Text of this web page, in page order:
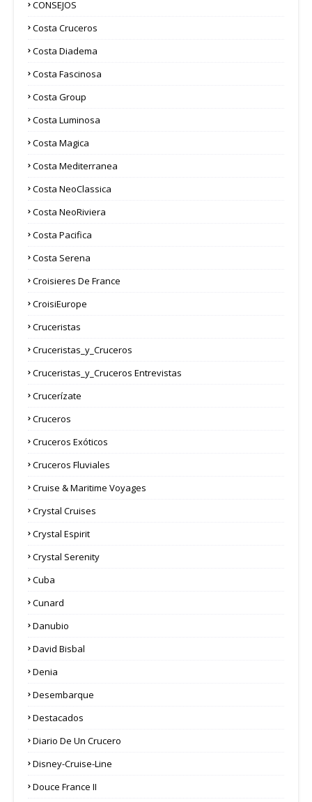
CONSEJOS
Costa Cruceros
Costa Diadema
Costa Fascinosa
Costa Group
Costa Luminosa
Costa Magica
Costa Mediterranea
Costa NeoClassica
Costa NeoRiviera
Costa Pacifica
Costa Serena
Croisieres De France
CroisiEurope
Cruceristas
Cruceristas_y_Cruceros
Cruceristas_y_Cruceros Entrevistas
Crucerízate
Cruceros
Cruceros Exóticos
Cruceros Fluviales
Cruise & Maritime Voyages
Crystal Cruises
Crystal Espirit
Crystal Serenity
Cuba
Cunard
Danubio
David Bisbal
Denia
Desembarque
Destacados
Diario De Un Crucero
Disney-Cruise-Line
Douce France II